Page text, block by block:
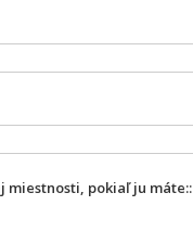
miestnosti, pokiaľ ju máte::